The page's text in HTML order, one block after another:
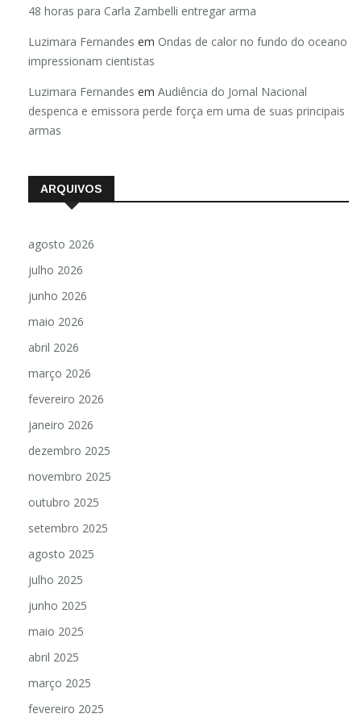
48 horas para Carla Zambelli entregar arma
Luzimara Fernandes em Ondas de calor no fundo do oceano
impressionam cientistas
Luzimara Fernandes em Audiência do Jornal Nacional
despenca e emissora perde força em uma de suas principais
armas
ARQUIVOS
agosto 2026
julho 2026
junho 2026
maio 2026
abril 2026
março 2026
fevereiro 2026
janeiro 2026
dezembro 2025
novembro 2025
outubro 2025
setembro 2025
agosto 2025
julho 2025
junho 2025
maio 2025
abril 2025
março 2025
fevereiro 2025